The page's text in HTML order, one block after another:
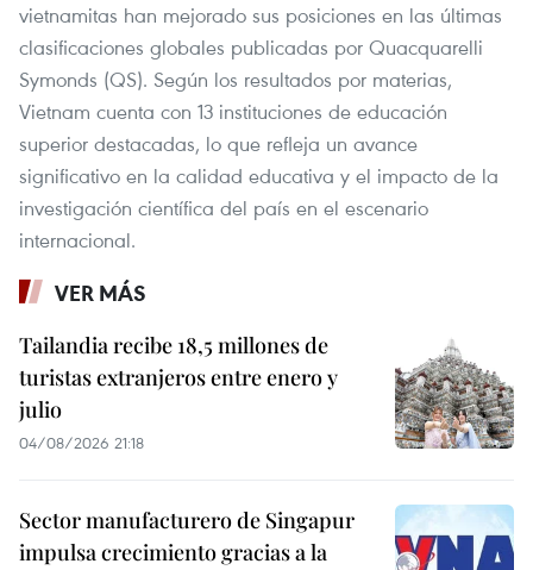
vietnamitas han mejorado sus posiciones en las últimas
clasificaciones globales publicadas por Quacquarelli
Symonds (QS). Según los resultados por materias,
Vietnam cuenta con 13 instituciones de educación
superior destacadas, lo que refleja un avance
significativo en la calidad educativa y el impacto de la
investigación científica del país en el escenario
internacional.
VER MÁS
Tailandia recibe 18,5 millones de
turistas extranjeros entre enero y
julio
04/08/2026 21:18
Sector manufacturero de Singapur
impulsa crecimiento gracias a la